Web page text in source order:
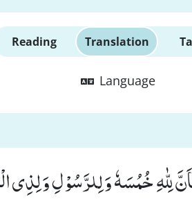
Reading Translation
Language
لِلّٰهِ خُمُسَهٗ وَ لِلرَّسُوْلِ وَ لِذِی